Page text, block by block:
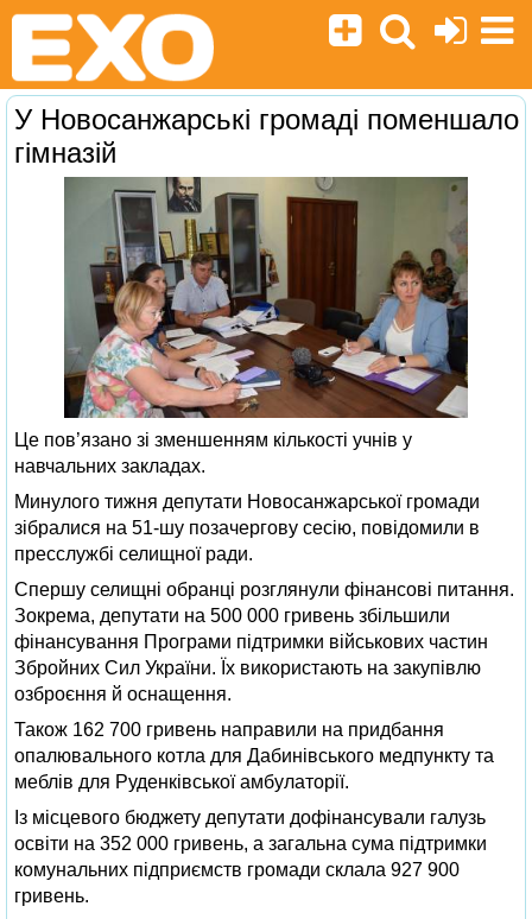
У Новосанжарські громаді поменшало
гімназій
Це пов’язано зі зменшенням кількості учнів у
навчальних закладах.
Минулого тижня депутати Новосанжарської громади
зібралися на 51-шу позачергову сесію, повідомили в
пресслужбі селищної ради.
Спершу селищні обранці розглянули фінансові питання.
Зокрема, депутати на 500 000 гривень збільшили
фінансування Програми підтримки військових частин
Збройних Сил України. Їх використають на закупівлю
озброєння й оснащення.
Також 162 700 гривень направили на придбання
опалювального котла для Дабинівського медпункту та
меблів для Руденківської амбулаторії.
Із місцевого бюджету депутати дофінансували галузь
освіти на 352 000 гривень, а загальна сума підтримки
комунальних підприємств громади склала 927 900
гривень.